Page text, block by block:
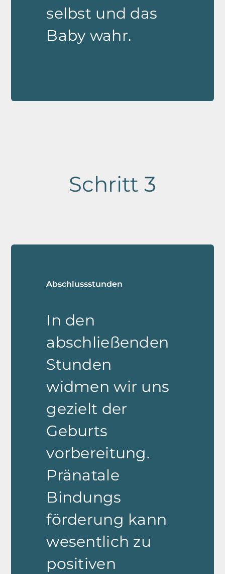
selbst und das
Baby wahr.
Schritt 3
Abschlussstunden
In den
abschließenden
Stunden
widmen wir uns
gezielt der
Geburts
vorbereitung.
Pränatale
Bindungs
förderung kann
wesentlich zu
positiven